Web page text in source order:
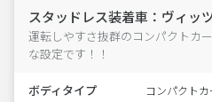
スタッドレス装着車：ヴィッ
運転しやすさ抜群のコンパクトカ
な設定です！！
ボディタイプ コンパクトカ